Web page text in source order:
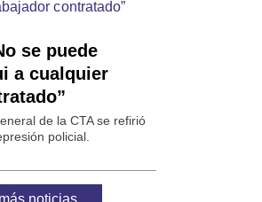
se puede
a cualquier
de la CTA se refirió
policial.
noticias